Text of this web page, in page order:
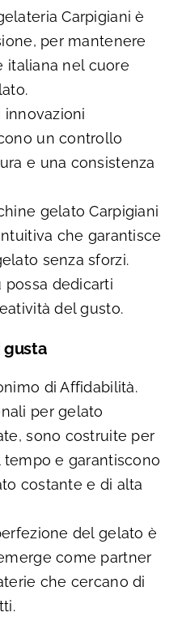
Carpigiani è
per mantenere
italiana nel cuore
un controllo
e una consistenza
gelato Carpigiani
che garantisce
senza sforzi.
dedicarti
del gusto.
gusta
di Affidabilità.
per gelato
sono costruite per
e garantiscono
costante e di alta
del gelato è
come partner
che cercano di